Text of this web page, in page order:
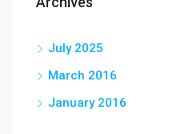
July 2025
March 2016
January 2016